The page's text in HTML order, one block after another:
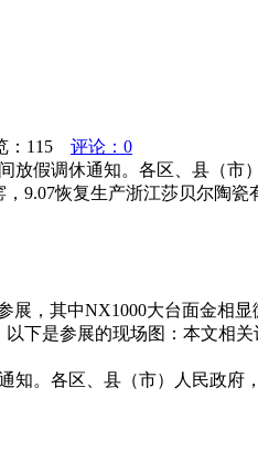
115
评论：0
假调休通知。各区、县（市
9.07恢复生产浙江莎贝尔陶
，其中NX1000大台面金相
是参展的现场图：本文相
。各区、县（市）人民政